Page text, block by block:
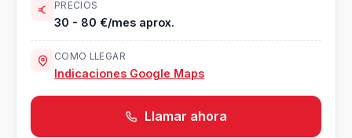
PRECIOS
30 - 80 €/mes aprox.
COMO LLEGAR
Indicaciones Google Maps
Llamar ahora